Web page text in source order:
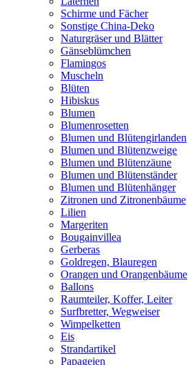
Schirme und Fächer
Sonstige China-Deko
Naturgräser und Blätter
Gänseblümchen
Flamingos
Muscheln
Blüten
Hibiskus
Blumen
Blumenrosetten
Blumen und Blütengirlanden
Blumen und Blütenzweige
Blumen und Blütenzäune
Blumen und Blütenständer
Blumen und Blütenhänger
Zitronen und Zitronenbäume
Lilien
Margeriten
Bougainvillea
Gerberas
Goldregen, Blauregen
Orangen und Orangenbäume
Ballons
Raumteiler, Koffer, Leiter
Surfbretter, Wegweiser
Wimpelketten
Eis
Strandartikel
Papageien